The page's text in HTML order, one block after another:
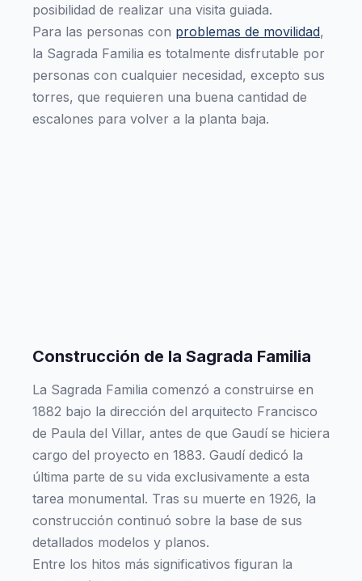
posibilidad de realizar una visita guiada.
Para las personas con problemas de movilidad,
la Sagrada Familia es totalmente disfrutable por
personas con cualquier necesidad, excepto sus
torres, que requieren una buena cantidad de
escalones para volver a la planta baja.
Construcción de la Sagrada Familia
La Sagrada Familia comenzó a construirse en
1882 bajo la dirección del arquitecto Francisco
de Paula del Villar, antes de que Gaudí se hiciera
cargo del proyecto en 1883. Gaudí dedicó la
última parte de su vida exclusivamente a esta
tarea monumental. Tras su muerte en 1926, la
construcción continuó sobre la base de sus
detallados modelos y planos.
Entre los hitos más significativos figuran la